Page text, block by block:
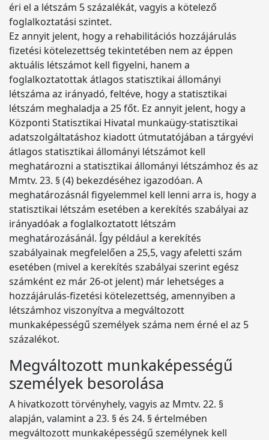
éri el a létszám 5 százalékát, vagyis a kötelező
foglalkoztatási szintet.
Ez annyit jelent, hogy a rehabilitációs hozzájárulás
fizetési kötelezettség tekintetében nem az éppen
aktuális létszámot kell figyelni, hanem a
foglalkoztatottak átlagos statisztikai állományi
létszáma az irányadó, feltéve, hogy a statisztikai
létszám meghaladja a 25 főt. Ez annyit jelent, hogy a
Központi Statisztikai Hivatal munkaügy-statisztikai
adatszolgáltatáshoz kiadott útmutatójában a tárgyévi
átlagos statisztikai állományi létszámot kell
meghatározni a statisztikai állományi létszámhoz és az
Mmtv. 23. § (4) bekezdéséhez igazodóan. A
meghatározásnál figyelemmel kell lenni arra is, hogy a
statisztikai létszám esetében a kerekítés szabályai az
irányadóak a foglalkoztatott létszám
meghatározásánál. Így például a kerekítés
szabályainak megfelelően a 25,5, vagy afeletti szám
esetében (mivel a kerekítés szabályai szerint egész
számként ez már 26-ot jelent) már lehetséges a
hozzájárulás-fizetési kötelezettség, amennyiben a
létszámhoz viszonyítva a megváltozott
munkaképességű személyek száma nem érné el az 5
százalékot.
Megváltozott munkaképességű
személyek besorolása
A hivatkozott törvényhely, vagyis az Mmtv. 22. §
alapján, valamint a 23. § és 24. § értelmében
megváltozott munkaképességű személynek kell